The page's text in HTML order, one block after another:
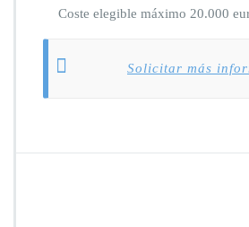
Coste elegible máximo 20.000
Solicitar más